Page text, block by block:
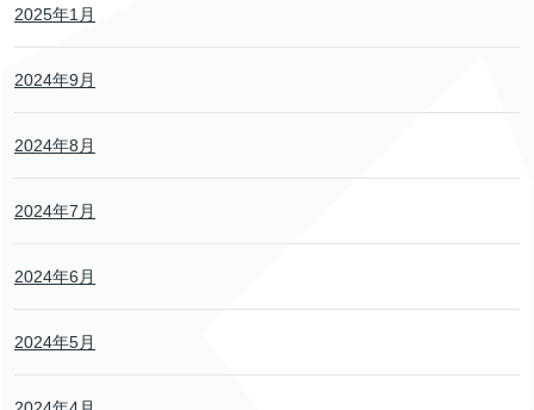
2025年1月
2024年9月
2024年8月
2024年7月
2024年6月
2024年5月